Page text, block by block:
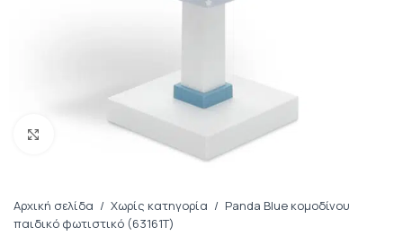
Πατήστε για μεγέθυνση
Αρχική σελίδα / Χωρίς κατηγορία / Panda Blue κομοδίνου
παιδικό φωτιστικό (63161T)